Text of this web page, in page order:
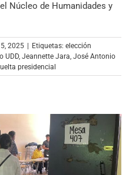
Núcleo de Humanidades y
2025 Etiquetas: elección
UDD, Jeannette Jara, José Antonio
presidencial